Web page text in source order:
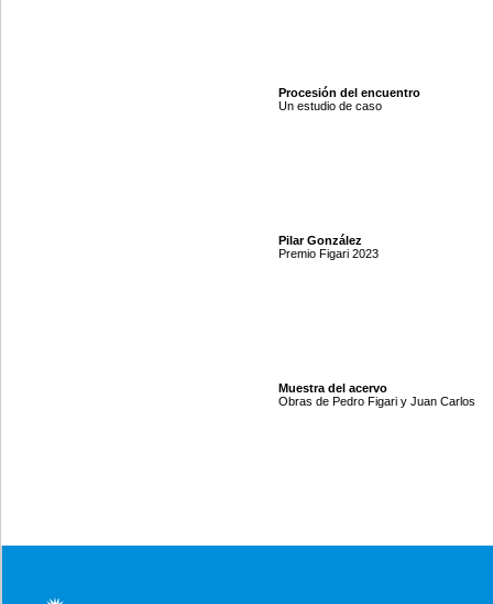
Procesión del encuentro
Un estudio de caso
Pilar González
Premio Figari 2023
Muestra del acervo
Obras de Pedro Figari y Juan Carlos